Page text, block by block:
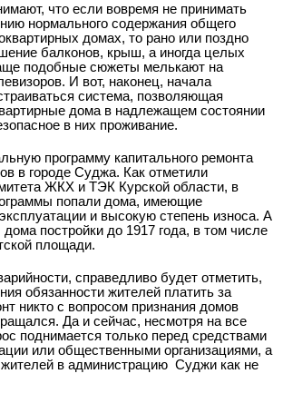
что если вовремя не принимать
нормального содержания общего
домах, то рано или поздно
балконов, крыш, а иногда целых
подобные сюжеты мелькают на
И вот, наконец, начала
система, позволяющая
дома в надлежащем состоянии
в них проживание.
программу капитального ремонта
в городе Суджа. Как отметили
ЖКХ и ТЭК Курской области, в
попали дома, имеющие
и высокую степень износа. А
дома постройки до 1917 года, в том числе
площади.
справедливо будет отметить,
обязанности жителей платить за
никто с вопросом признания домов
Да и сейчас, несмотря на все
поднимается только перед средствами
или общественными организациями, а
в администрацию Суджи как не